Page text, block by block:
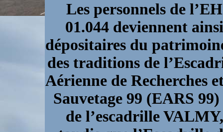
Les personnels de l’EH
01.044 deviennent ainsi
dépositaires du
des traditions de
Aérienne de Recherches
Sauvetage 99 (EARS 99)
de l’escadrille VALMY,